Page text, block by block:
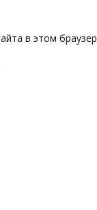
в этом